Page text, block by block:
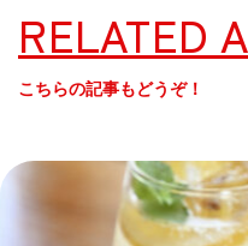
RELATED
こちらの記事もどうぞ！